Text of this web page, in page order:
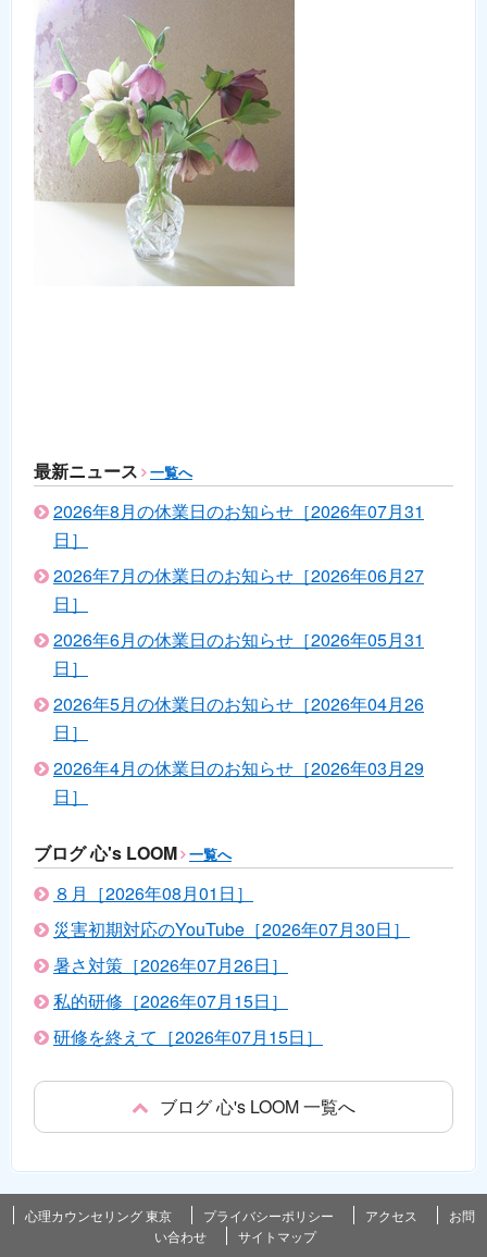
最新ニュース 一覧へ
2026年8月の休業日のお知らせ［2026年07月31
日］
2026年7月の休業日のお知らせ［2026年06月27
日］
2026年6月の休業日のお知らせ［2026年05月31
日］
2026年5月の休業日のお知らせ［2026年04月26
日］
2026年4月の休業日のお知らせ［2026年03月29
日］
ブログ 心's LOOM 一覧へ
８月［2026年08月01日］
災害初期対応のYouTube［2026年07月30日］
暑さ対策［2026年07月26日］
私的研修［2026年07月15日］
研修を終えて［2026年07月15日］
ブログ 心's LOOM 一覧へ
心理カウンセリング 東京 プライバシーポリシー アクセス
お問
い合わせ
サイトマップ